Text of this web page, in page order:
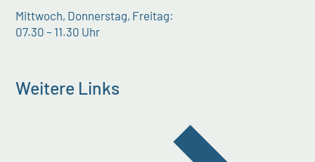
Mittwoch, Donnerstag, Freitag:
07.30 – 11.30 Uhr
Weitere Links